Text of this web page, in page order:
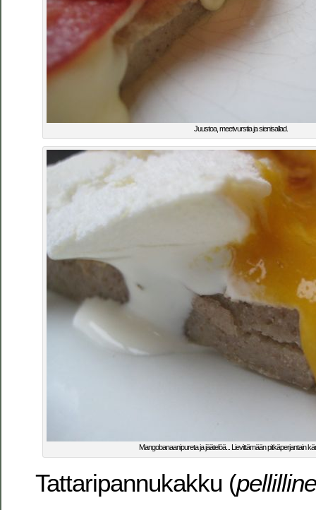
Juustoa, meetvurstia ja sienisallad.
Mangobanaanipureta ja jäätelöä... Lievittämään pitkäperjantain
Tattaripannukakku (